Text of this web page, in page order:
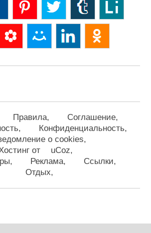
Правила
Соглашение
Конфиденциальность
о cookies
от
uCoz
Реклама
Ссылки
Отдых